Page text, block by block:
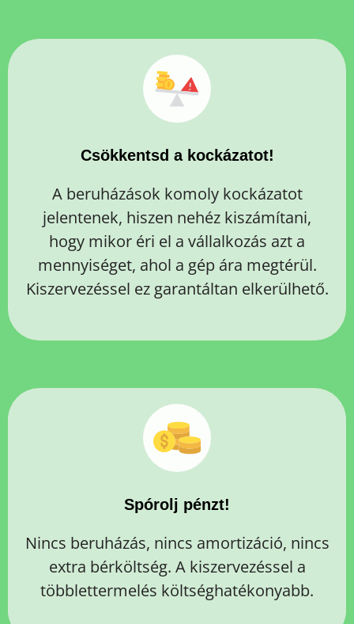
Csökkentsd a kockázatot!
A beruházások komoly kockázatot
jelentenek, hiszen nehéz kiszámítani,
hogy mikor éri el a vállalkozás azt a
mennyiséget, ahol a gép ára megtérül.
Kiszervezéssel ez garantáltan elkerülhető.
Spórolj pénzt!
Nincs beruházás, nincs amortizáció, nincs
extra bérköltség. A kiszervezéssel a
többlettermelés költséghatékonyabb.